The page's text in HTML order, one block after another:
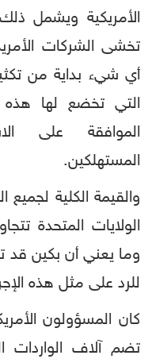
الأمريكية ويشمل
تخشى الشركات
أي شيء بداية من
التي تخضع لها هذه
الموافقة على
المستهلكين.
والقيمة الكلية
الولايات المتحدة
وما يعني أن بكين قد
للرد على مثل هذه
كان المسؤولون
تضم آلاف الواردات